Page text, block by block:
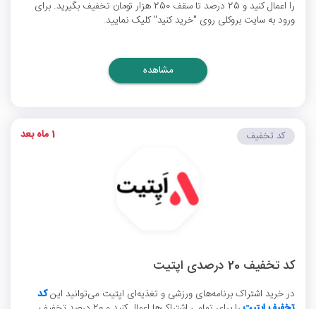
را اعمال کنید و 25 درصد تا سقف 250 هزار تومان تخفیف بگیرید. برای
ورود به سایت بروکلی روی "خرید کنید" کلیک نمایید.
مشاهده
کد تخفیف 20 درصدی اپتیت
در خرید اشتراک برنامه‌های ورزشی و تغذیه‌ای اپتیت می‌توانید اینکد
کد تخفیف 1 ماه بعد